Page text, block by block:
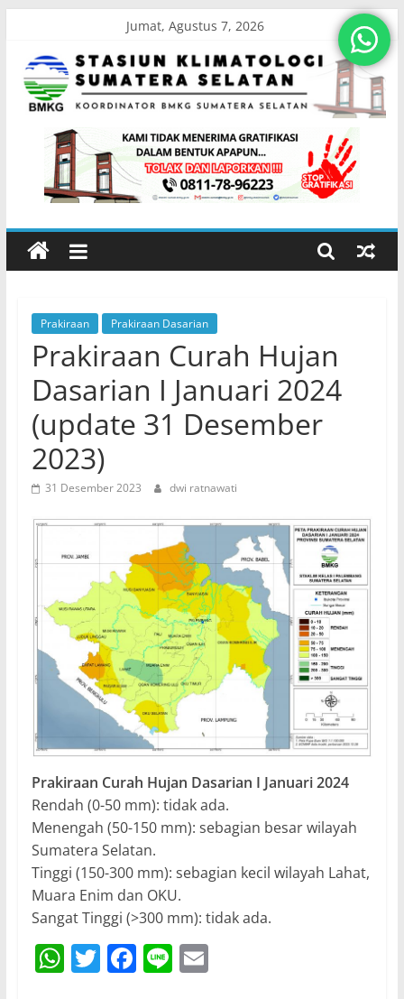
content
Jumat, Agustus 7, 2026
Stasiun
Klimatologi
Sumatera
Koordinator
BMKG
Sumatera
Selatan
Prakiraan Prakiraan Dasarian
Prakiraan Curah Hujan
Dasarian I Januari 2024
(update 31 Desember
2023)
31 Desember 2023 dwi ratnawati
Prakiraan Curah Hujan Dasarian I Januari 2024
Rendah (0-50 mm): tidak ada.
Menengah (50-150 mm): sebagian besar wilayah
Sumatera Selatan.
Tinggi (150-300 mm): sebagian kecil wilayah Lahat,
Muara Enim dan OKU.
Sangat Tinggi (>300 mm): tidak ada.
W T F Li E